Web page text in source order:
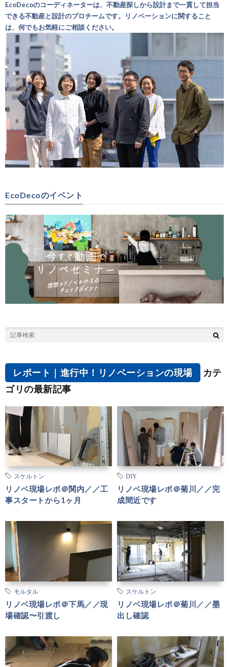
EcoDecoのコーディネーターは、不動産探しから設計まで一貫して担当
できる不動産と設計のプロチームです。リノベーションに関すること
は、何でもお気軽にご相談ください。
EcoDecoのイベント
レポート｜進行中！リノベーションの現場
カテ
ゴリの最新記事
スケルトン
リノベ現場レポ＠関内／／工
事スタートから1ヶ月
DIY
リノベ現場レポ＠菊川／／完
成間近です
モルタル
リノベ現場レポ＠下馬／／現
場確認〜引渡し
スケルトン
リノベ現場レポ＠菊川／／墨
出し確認